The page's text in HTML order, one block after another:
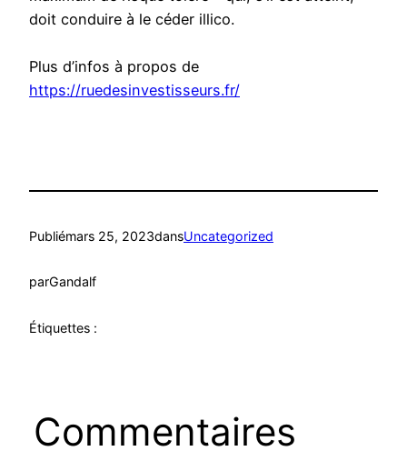
doit conduire à le céder illico.
Plus d’infos à propos de
https://ruedesinvestisseurs.fr/
Publiémars 25, 2023dansUncategorized
parGandalf
Étiquettes :
Commentaires